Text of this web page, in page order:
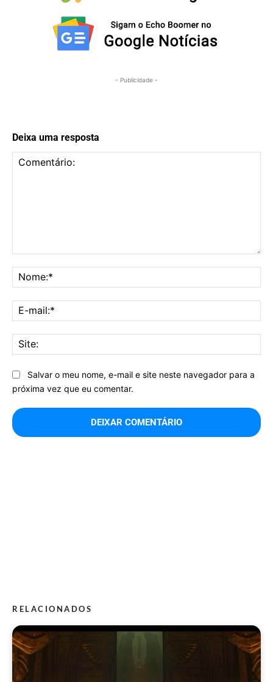
- Publicidade -
Deixa uma resposta
Salvar o meu nome, e-mail e site neste navegador para a
próxima vez que eu comentar.
RELACIONADOS